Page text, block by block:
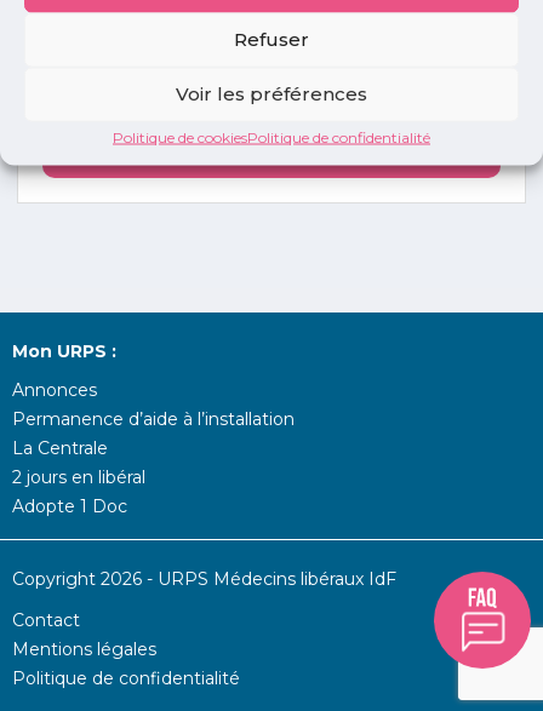
Refuser
Voir les préférences
Politique de cookiesPolitique de confidentialité
annonces
Mon URPS :
Annonces
Permanence d’aide à l’installation
La Centrale
2 jours en libéral
Adopte 1 Doc
Copyright 2026 - URPS Médecins libéraux IdF
Contact
Mentions légales
Politique de confidentialité